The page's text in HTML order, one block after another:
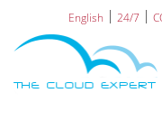
English 24/7